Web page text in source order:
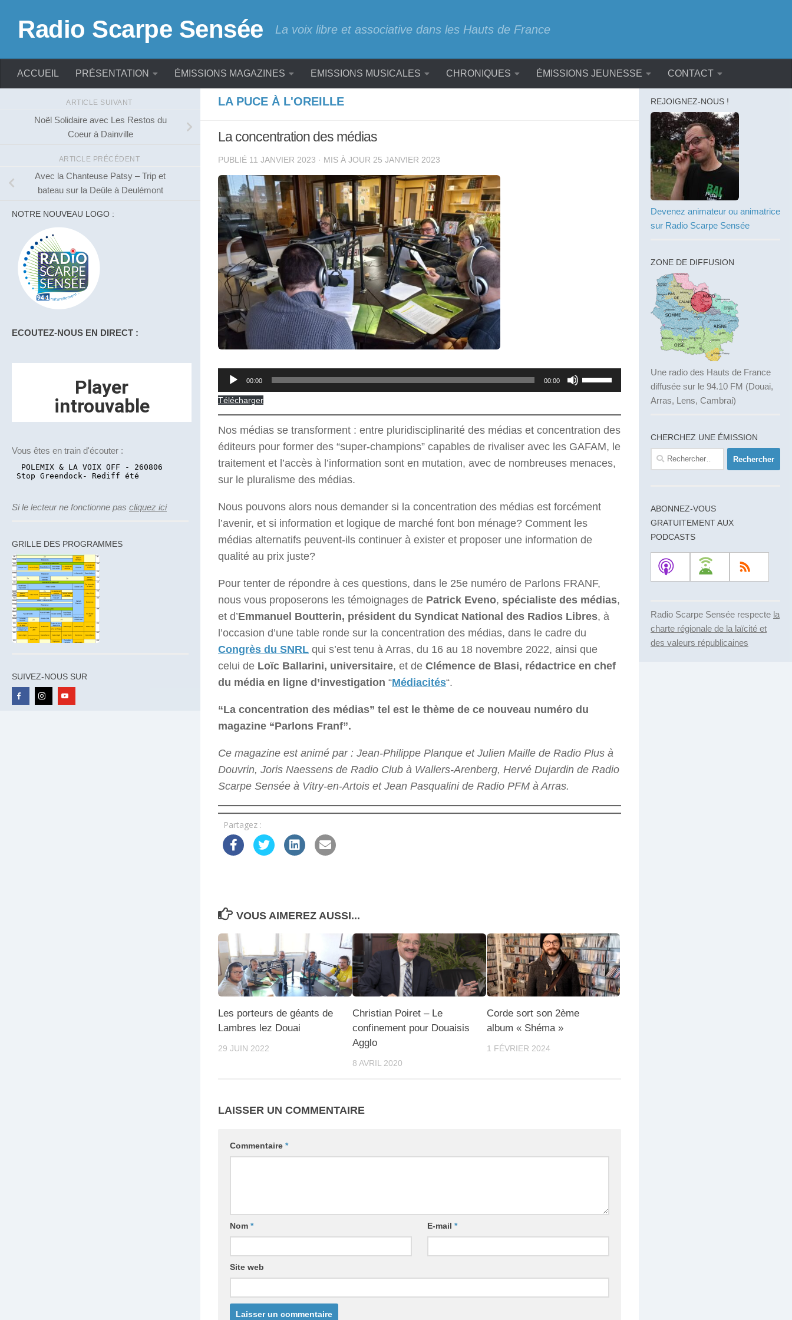
Radio Scarpe Sensée La voix libre et associative dans les Hauts de France
ACCUEIL PRÉSENTATION ÉMISSIONS MAGAZINES EMISSIONS MUSICALES CHRONIQUES ÉMISSIONS JEUNESSE CONTACT
LA PUCE À L'OREILLE
La concentration des médias
PUBLIÉ 11 JANVIER 2023 · MIS À JOUR 25 JANVIER 2023
Lecteur
audio
00:00 00:00
Utilisez
les
haut/bas
pour
augmenter
le
volume.
Télécharger
Nos médias se transforment : entre pluridisciplinarité des médias et concentration des
éditeurs pour former des “super-champions” capables de rivaliser avec les GAFAM, le
traitement et l’accès à l’information sont en mutation, avec de nombreuses menaces,
sur le pluralisme des médias.
Nous pouvons alors nous demander si la concentration des médias est forcément
l’avenir, et si information et logique de marché font bon ménage? Comment les
médias alternatifs peuvent-ils continuer à exister et proposer une information de
qualité au prix juste?
Pour tenter de répondre à ces questions, dans le 25e numéro de Parlons FRANF,
nous vous proposerons les témoignages de Patrick Eveno, spécialiste des médias,
et d’Emmanuel Boutterin, président du Syndicat National des Radios Libres, à
l’occasion d’une table ronde sur la concentration des médias, dans le cadre du
Congrès du SNRL qui s’est tenu à Arras, du 16 au 18 novembre 2022, ainsi que
celui de Loïc Ballarini, universitaire, et de Clémence de Blasi, rédactrice en chef
du média en ligne d’investigation “Médiacités“.
“La concentration des médias” tel est le thème de ce nouveau numéro du
magazine “Parlons Franf”.
Ce magazine est animé par : Jean-Philippe Planque et Julien Maille de Radio Plus à
Douvrin, Joris Naessens de Radio Club à Wallers-Arenberg, Hervé Dujardin de Radio
Scarpe Sensée à Vitry-en-Artois et Jean Pasqualini de Radio PFM à Arras.
Partagez :
VOUS AIMEREZ AUSSI...
Les porteurs de géants de
Lambres lez Douai
29 JUIN 2022
Christian Poiret – Le
confinement pour Douaisis
Agglo
8 AVRIL 2020
Corde sort son 2ème
album « Shéma »
1 FÉVRIER 2024
LAISSER UN COMMENTAIRE
Commentaire *
Nom * E-mail *
Site web
ARTICLE SUIVANT
Noël Solidaire avec Les Restos du
Coeur à Dainville
ARTICLE PRÉCÉDENT
Avec la Chanteuse Patsy – Trip et
bateau sur la Deûle à Deulémont
NOTRE NOUVEAU LOGO :
ECOUTEZ-NOUS EN DIRECT :
Vous êtes en train d'écouter :
Si le lecteur ne fonctionne pas cliquez ici
GRILLE DES PROGRAMMES
SUIVEZ-NOUS SUR
REJOIGNEZ-NOUS !
Devenez animateur ou animatrice
sur Radio Scarpe Sensée
ZONE DE DIFFUSION
Une radio des Hauts de France
diffusée sur le 94.10 FM (Douai,
Arras, Lens, Cambrai)
CHERCHEZ UNE ÉMISSION
Rechercher :
ABONNEZ-VOUS
GRATUITEMENT AUX
PODCASTS
Radio Scarpe Sensée respecte la
charte régionale de la laïcité et
des valeurs républicaines